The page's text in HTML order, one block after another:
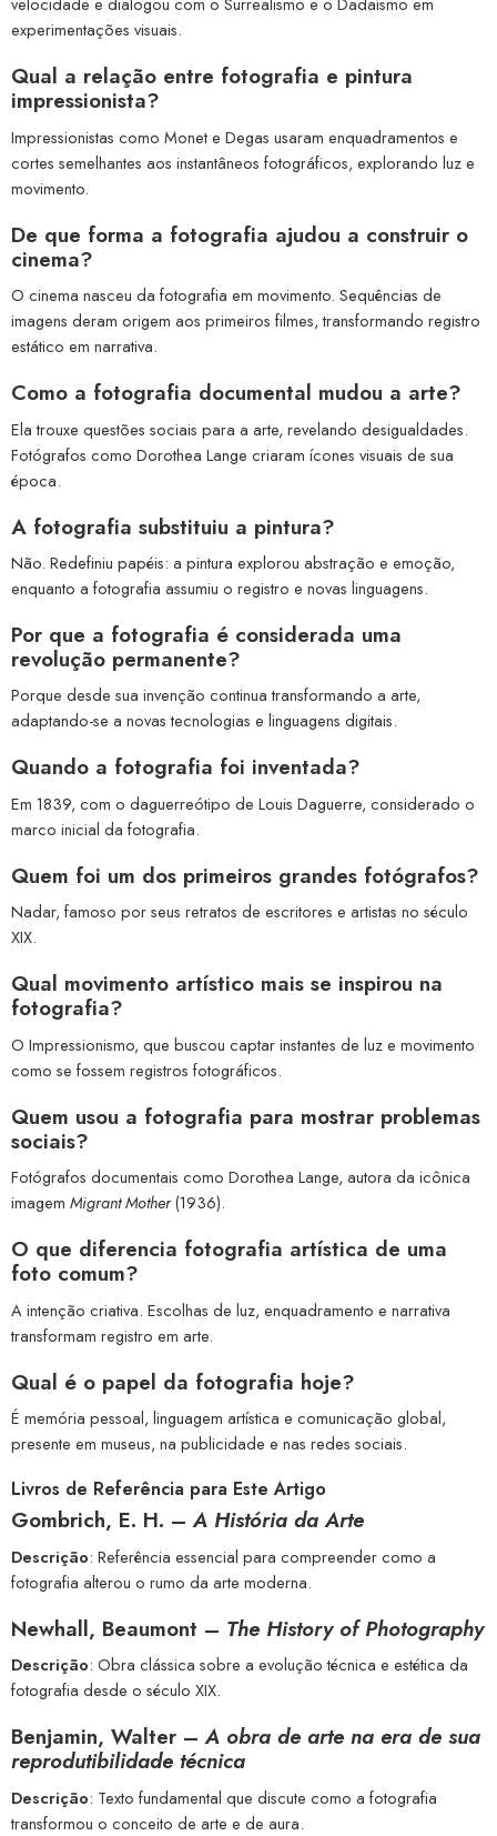
experimentações visuais.
Qual a relação entre fotografia e pintura
impressionista?
Impressionistas como Monet e Degas usaram enquadramentos e
cortes semelhantes aos instantâneos fotográficos, explorando luz e
movimento.
De que forma a fotografia ajudou a construir o
cinema?
O cinema nasceu da fotografia em movimento. Sequências de
imagens deram origem aos primeiros filmes, transformando registro
estático em narrativa.
Como a fotografia documental mudou a arte?
Ela trouxe questões sociais para a arte, revelando desigualdades.
Fotógrafos como Dorothea Lange criaram ícones visuais de sua
época.
A fotografia substituiu a pintura?
Não. Redefiniu papéis: a pintura explorou abstração e emoção,
enquanto a fotografia assumiu o registro e novas linguagens.
Por que a fotografia é considerada uma
revolução permanente?
Porque desde sua invenção continua transformando a arte,
adaptando-se a novas tecnologias e linguagens digitais.
Quando a fotografia foi inventada?
Em 1839, com o daguerreótipo de Louis Daguerre, considerado o
marco inicial da fotografia.
Quem foi um dos primeiros grandes fotógrafos?
Nadar, famoso por seus retratos de escritores e artistas no século
XIX.
Qual movimento artístico mais se inspirou na
fotografia?
O Impressionismo, que buscou captar instantes de luz e movimento
como se fossem registros fotográficos.
Quem usou a fotografia para mostrar problemas
sociais?
Fotógrafos documentais como Dorothea Lange, autora da icônica
imagem Migrant Mother(1936).
O que diferencia fotografia artística de uma
foto comum?
A intenção criativa. Escolhas de luz, enquadramento e narrativa
transformam registro em arte.
Qual é o papel da fotografia hoje?
É memória pessoal, linguagem artística e comunicação global,
presente em museus, na publicidade e nas redes sociais.
Livros de Referência para Este Artigo
Gombrich, E. H. –A História da Arte
Descrição: Referência essencial para compreender como a
fotografia alterou o rumo da arte moderna.
Newhall, Beaumont – The History of Photography
Descrição: Obra clássica sobre a evolução técnica e estética da
fotografia desde o século XIX.
Benjamin, Walter –A obra de arte na era de sua
reprodutibilidade técnica
Descrição: Texto fundamental que discute como a fotografia
transformou o conceito de arte e de aura.